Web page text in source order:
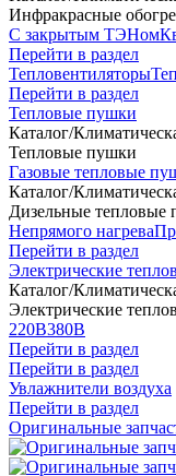
Инфракрасные
С закрытым ТЭНом
Перейти в раздел
Тепловентиляторы
Перейти в раздел
Тепловые пушки
Каталог/
Тепловые пушки
Газовые тепловые
Каталог/
Дизельные тепловые
Непрямого нагрева
Перейти в раздел
Электрические
Каталог/
Электрические
220В380В
Перейти в раздел
Перейти в раздел
Увлажнители воздуха
Перейти в раздел
Оригинальные